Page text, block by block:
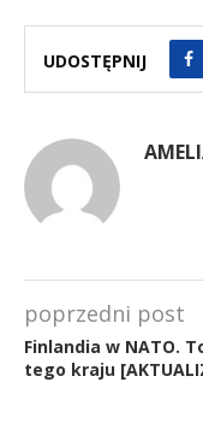
UDOSTĘPNIJ
poprzedni post
Finlandia w NATO.
tego kraju